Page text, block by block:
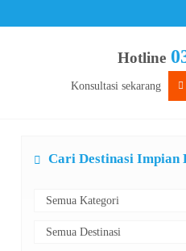
Hotline
Konsultasi sekarang
Cari Destinasi Impian